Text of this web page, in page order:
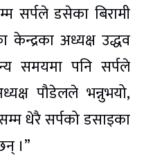
सर्पले डसेका बिरामी
अध्यक्ष उद्धव
समयमा पनि सर्पले
पौडेलले भन्नुभयो,
धेरै सर्पको डसाइका
।”